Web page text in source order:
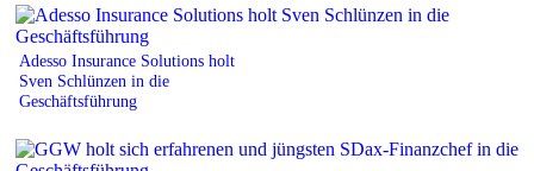
Adesso Insurance Solutions holt
Sven Schlünzen in die
Geschäftsführung